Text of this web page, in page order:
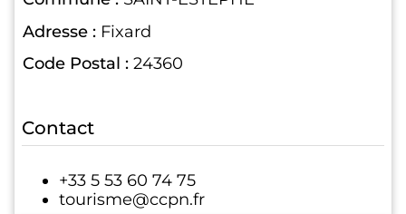
Adresse : Fixard
Code Postal : 24360
Contact
+33 5 53 60 74 75
tourisme@ccpn.fr